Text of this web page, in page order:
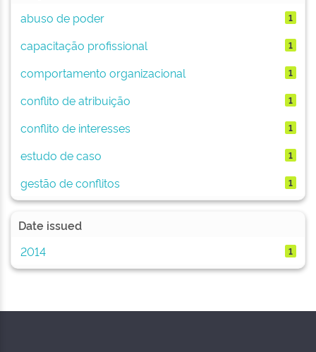
abuso de poder
1
capacitação profissional 1
comportamento organizacional 1
conflito de atribuição 1
conflito de interesses 1
estudo de caso 1
gestão de conflitos 1
Date issued
2014
1